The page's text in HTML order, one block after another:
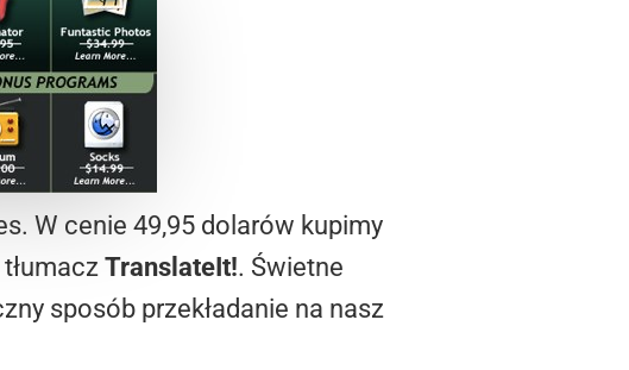
W cenie 49,95 dolarów kupimy
TranslateIt!. Świetne
sposób przekładanie na nasz